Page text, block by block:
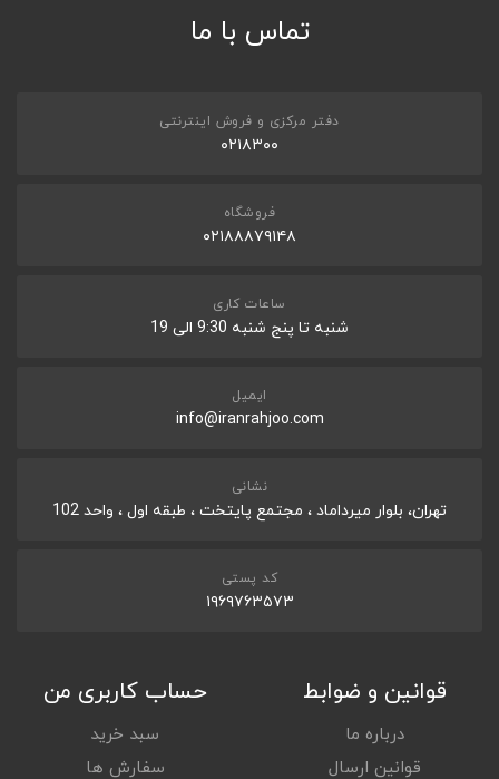
تماس با ما
دفتر مرکزی و فروش اینترنتی
۰۲۱۸۳۰۰
فروشگاه
۰۲۱۸۸۸۷۹۱۴۸
ساعات کاری
شنبه تا پنج شنبه 9:30 الی 19
ایمیل
info@iranrahjoo.com
نشانی
تهران، بلوار میرداماد ، مجتمع پایتخت ، طبقه اول ، واحد 102
کد پستی
۱۹۶۹۷۶۳۵۷۳
قوانین و ضوابط
درباره ما
قوانین ارسال
حساب کاربری من
سبد خرید
سفارش ها